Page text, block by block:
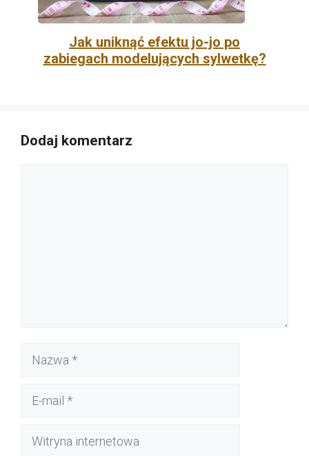
Jak uniknąć efektu jo-jo po
zabiegach modelujących sylwetkę?
Dodaj komentarz
Nazwa
Witryna